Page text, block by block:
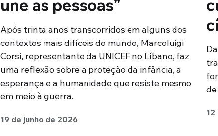
une as pessoas”
Após trinta anos transcorridos em alguns dos
contextos mais difíceis do mundo, Marcoluigi
Corsi, representante da UNICEF no Líbano, faz
uma reflexão sobre a proteção da infância, a
esperança e a humanidade que resiste mesmo
em meio à guerra.
19 de junho de 2026
12